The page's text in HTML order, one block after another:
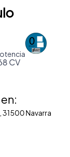
CV
31500 Navarra